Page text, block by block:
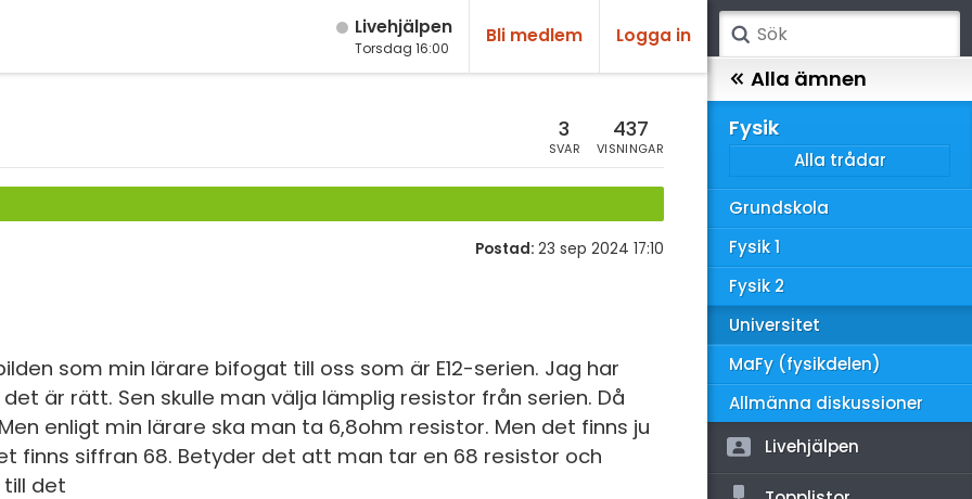
Live­hjälpen
Torsdag 16:00
Bli medlem Logga in
3
SVAR
437
VISNINGAR
Postad: 23 sep 2024 17:10
som min lärare bifogat till oss som är E12-serien. Jag har
är rätt. Sen skulle man välja lämplig resistor från serien. Då
enligt min lärare ska man ta 6,8ohm resistor. Men det finns ju
finns siffran 68. Betyder det att man tar en 68 resistor och
till det
Matematik
Alla ämnen
Fysik
Alla trådar
Grundskola
Fysik 1
Fysik 2
Universitet
MaFy (fysikdelen)
Allmänna diskussioner
Livehjälpen
Kemi
Biologi
Teknik & Bygg
Engelska
Fler språk